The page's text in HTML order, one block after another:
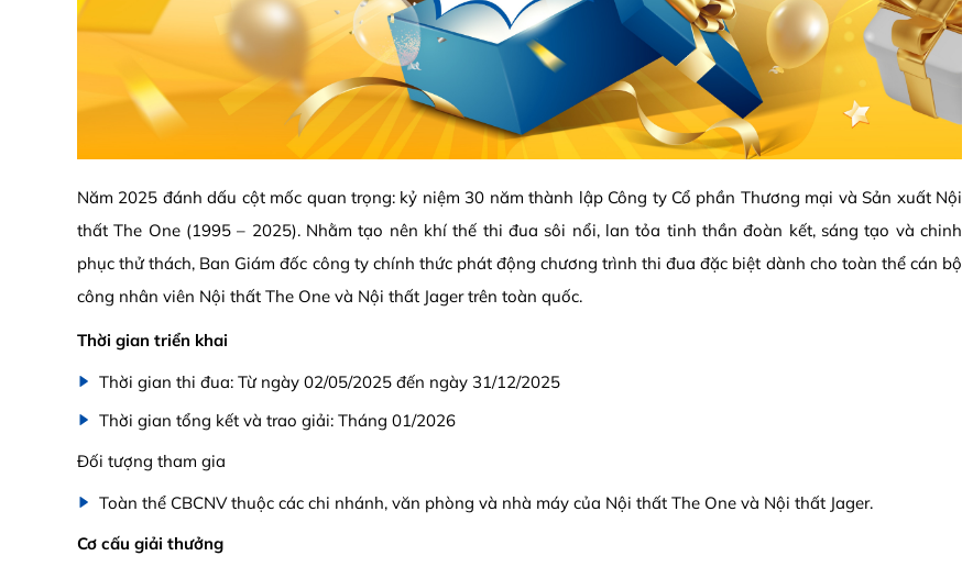
Năm 2025 đánh dấu cột mốc quan trọng: kỷ niệm 30 năm thành lập Công ty Cổ phần Thương mại và Sản xuất Nội
thất The One (1995 – 2025). Nhằm tạo nên khí thế thi đua sôi nổi, lan tỏa tinh thần đoàn kết, sáng tạo và chinh
phục thử thách, Ban Giám đốc công ty chính thức phát động chương trình thi đua đặc biệt dành cho toàn thể cán bộ
công nhân viên Nội thất The One và Nội thất Jager trên toàn quốc.
Thời gian triển khai
Thời gian thi đua: Từ ngày 02/05/2025 đến ngày 31/12/2025
Thời gian tổng kết và trao giải: Tháng 01/2026
Đối tượng tham gia
Toàn thể CBCNV thuộc các chi nhánh, văn phòng và nhà máy của Nội thất The One và Nội thất Jager.
Cơ cấu giải thưởng